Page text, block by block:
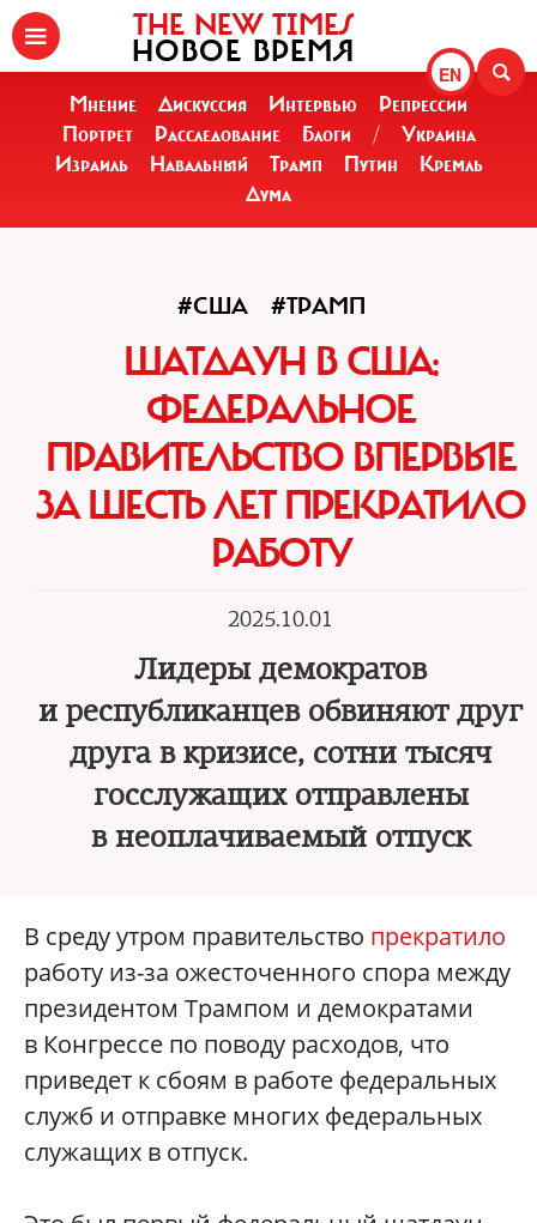
EN
THE NEW TIMES
НОВОЕ ВРЕМЯ
Мнение Дискуссия Интервью
Репрессии
Портрет
Расследование Блоги /
Украина
Израиль
Навальный Трамп Путин
Кремль
Дума
#США #ТРАМП
ШАТДАУН В США:
ФЕДЕРАЛЬНОЕ
ПРАВИТЕЛЬСТВО ВПЕРВЫЕ
ЗА ШЕСТЬ ЛЕТ ПРЕКРАТИЛО
РАБОТУ
2025.10.01
Лидеры демократов
и республиканцев обвиняют друг
друга в кризисе, сотни тысяч
госслужащих отправлены
в неоплачиваемый отпуск
В среду утром правительство прекратило
работу из-за ожесточенного спора между
президентом Трампом и демократами
в Конгрессе по поводу расходов, что
приведет к сбоям в работе федеральных
служб и отправке многих федеральных
служащих в отпуск.